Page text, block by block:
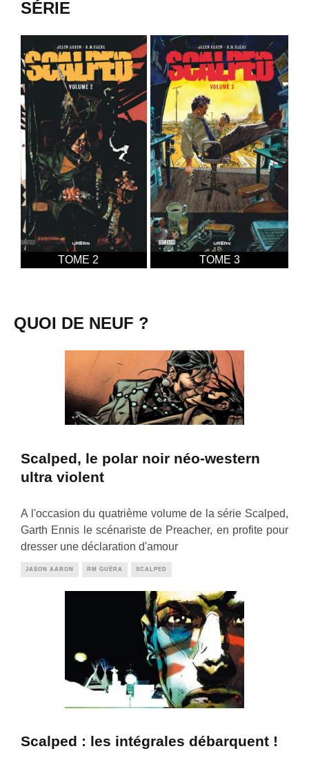
SÉRIE
TOME 2 TOME 3
QUOI DE NEUF ?
Scalped, le polar noir néo-western
ultra violent
A l'occasion du quatrième volume de la série Scalped,
Garth Ennis le scénariste de Preacher, en profite pour
dresser une déclaration d'amour
JASON AARON RM GUÉRA SCALPED
Scalped : les intégrales débarquent !